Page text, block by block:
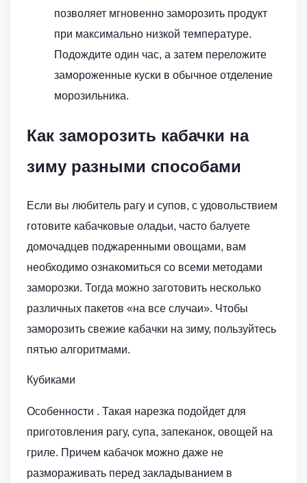
позволяет мгновенно заморозить продукт
при максимально низкой температуре.
Подождите один час, а затем переложите
замороженные куски в обычное отделение
морозильника.
Как заморозить кабачки на
зиму разными способами
Если вы любитель рагу и супов, с удовольствием
готовите кабачковые оладьи, часто балуете
домочадцев поджаренными овощами, вам
необходимо ознакомиться со всеми методами
заморозки. Тогда можно заготовить несколько
различных пакетов «на все случаи». Чтобы
заморозить свежие кабачки на зиму, пользуйтесь
пятью алгоритмами.
Кубиками
Особенности . Такая нарезка подойдет для
приготовления рагу, супа, запеканок, овощей на
гриле. Причем кабачок можно даже не
размораживать перед закладыванием в